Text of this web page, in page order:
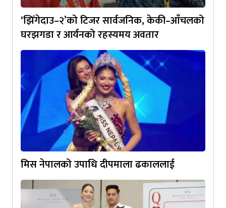
‘झिँगेदाउ–२’को टिजर सार्वजनिक, केकी–आँचलको
घरझगडा र आर्यनको रहस्यमय अवतार
मिस नेपालको उपाधि दीपमाला ढकाललाई